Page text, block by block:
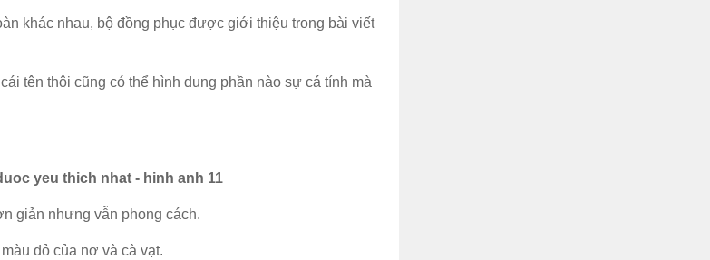
khác nhau, bộ đồng phục được giới thiệu trong bài viết
tên thôi cũng có thể hình dung phần nào sự cá tính mà
giản nhưng vẫn phong cách.
đỏ của nơ và cà vạt.